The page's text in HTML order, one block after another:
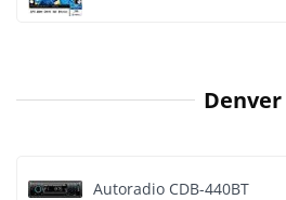
Denver
Autoradio CDB-440BT